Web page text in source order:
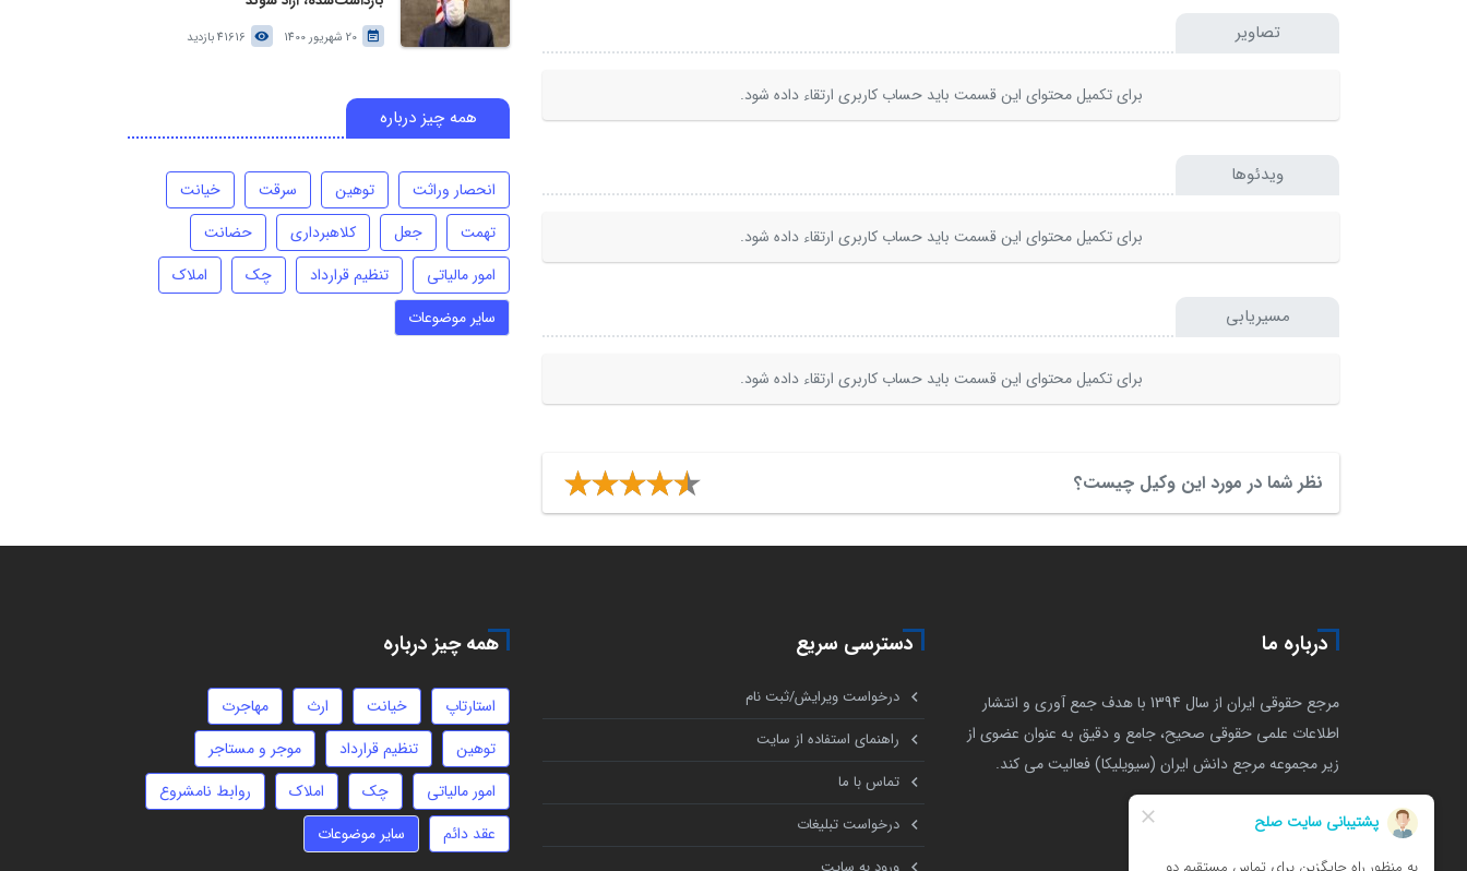
تصاویر
برای تکمیل محتوای این قسمت باید حساب کاربری ارتقاء داده شود.
ویدئوها
برای تکمیل محتوای این قسمت باید حساب کاربری ارتقاء داده شود.
مسیریابی
برای تکمیل محتوای این قسمت باید حساب کاربری ارتقاء داده شود.
نظر شما در مورد این وکیل چیست؟
20 شهریور 1400 41616 بازدید
همه چیز درباره
انحصار وراثت توهین سرقت
خیانت
تهمت
جعل کلاهبرداری
حضانت
امور مالیاتی
تنظیم قرارداد چک
املاک
سایر موضوعات
درباره ما
مرجع حقوقی ایران از سال 1394 با هدف جمع آوری و انتشار
اطلاعات علمی حقوقی صحیح، جامع و دقیق به عنوان عضوی از
زیر مجموعه مرجع دانش ایران (سیویلیکا) فعالیت می کند.
دسترسی سریع
درخواست ویرایش/ثبت نام
راهنمای استفاده از سایت
تماس با ما
درخواست تبلیغات
همه چیز درباره
استارتاپ خیانت ارث
مهاجرت
توهین
تنظیم قرارداد
موجر و مستاجر
امور مالیاتی
چک املاک
روابط نامشروع
عقد دائم
سایر موضوعات